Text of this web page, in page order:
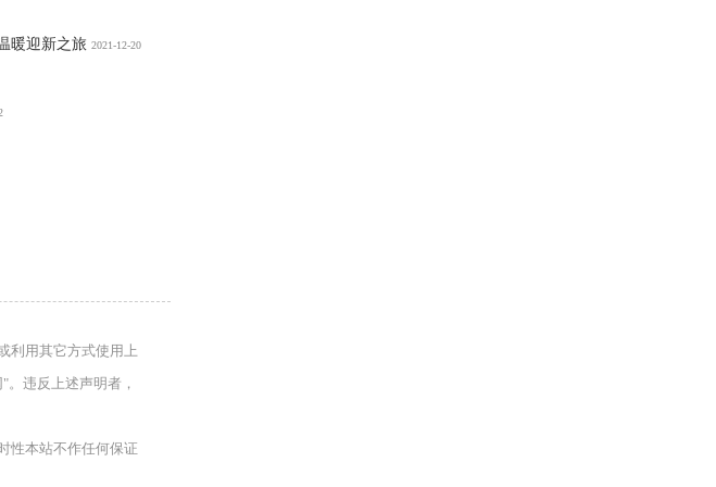
暖迎新之旅 2021-12-20
利用其它方式使用上
违反上述声明者，
性本站不作任何保证